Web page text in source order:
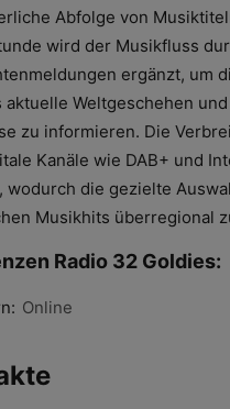
Abfolge von
wird der Musikfluss
ergänzt, um
aktuelle Weltgeschehen
zu informieren. Die
Kanäle wie DAB+ und
wodurch die gezielte
Musikhits überregional
Radio 32 Goldies:
Online